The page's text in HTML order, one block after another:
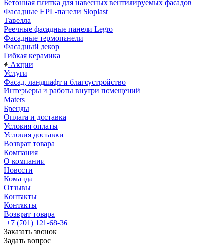
Бетонная плитка для навесных вентилируемых фасадов
Фасадные HPL-панели Sloplast
Тавелла
Реечные фасадные панели Legro
Фасадные термопанели
Фасадный декор
Гибкая керамика
Акции
Услуги
Фасад, ландшафт и благоустройство
Интерьеры и работы внутри помещений
Maters
Бренды
Оплата и доставка
Условия оплаты
Условия доставки
Возврат товара
Компания
О компании
Новости
Команда
Отзывы
Контакты
Контакты
Возврат товара
+7 (701) 121-68-36
Заказать звонок
Задать вопрос